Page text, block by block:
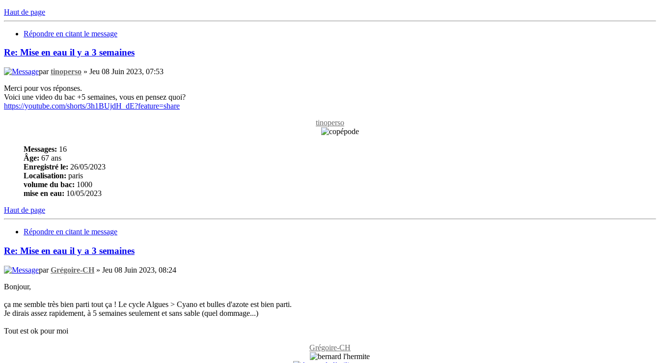
Haut de page
Répondre en citant le message
Re: Mise en eau il y a 3 semaines
partinoperso » Jeu 08 Juin 2023, 07:53
Merci pour vos réponses.
Voici une video du bac +5 semaines, vous en pensez quoi?
https://youtube.com/shorts/3h1BUjdH_dE?feature=share
tinoperso
Messages: 16
Âge: 67 ans
Enregistré le: 26/05/2023
Localisation: paris
volume du bac: 1000
mise en eau: 10/05/2023
Haut de page
Répondre en citant le message
Re: Mise en eau il y a 3 semaines
parGrégoire-CH » Jeu 08 Juin 2023, 08:24
Bonjour,
ça me semble très bien parti tout ça ! Le cycle Algues > Cyano et bulles d'azote est bien parti.
Je dirais assez rapidement, à 5 semaines seulement et sans sable (quel dommage...)
Tout est ok pour moi
Grégoire-CH